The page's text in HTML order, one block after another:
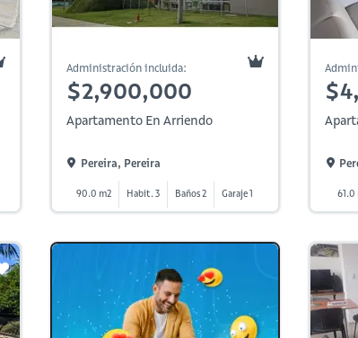
Administración incluida:
$2,900,000
Apartamento En Arriendo
Pereira, Pereira
90.0 m2 Habit. 3 Baños 2 Garaje 1 61.0